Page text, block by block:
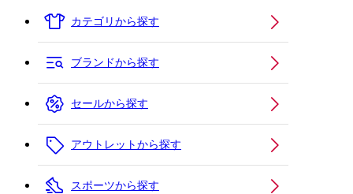
カテゴリから探す
ブランドから探す
セールから探す
アウトレットから探す
スポーツから探す